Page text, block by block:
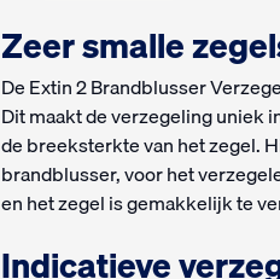
Zeer smalle
De Extin 2 Brandblusser
Dit maakt de verzegeling uniek
de breeksterkte van het zegel.
brandblusser, voor het
en het zegel is gemakkelijk te
Indicatieve